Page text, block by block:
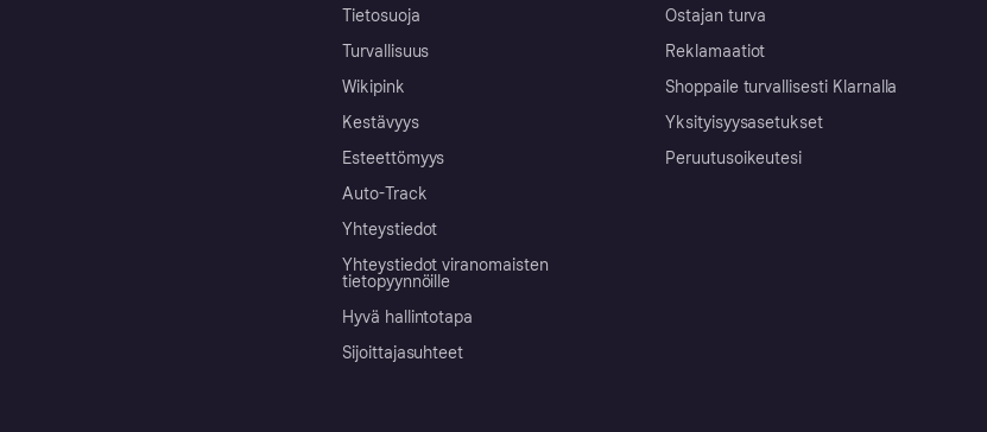
Tietosuoja
Turvallisuus
Wikipink
Kestävyys
Esteettömyys
Auto-Track
Yhteystiedot
Yhteystiedot viranomaisten
tietopyynnöille
Hyvä hallintotapa
Sijoittajasuhteet
Ostajan turva
Reklamaatiot
Shoppaile turvallisesti Klarnalla
Yksityisyysasetukset
Peruutusoikeutesi